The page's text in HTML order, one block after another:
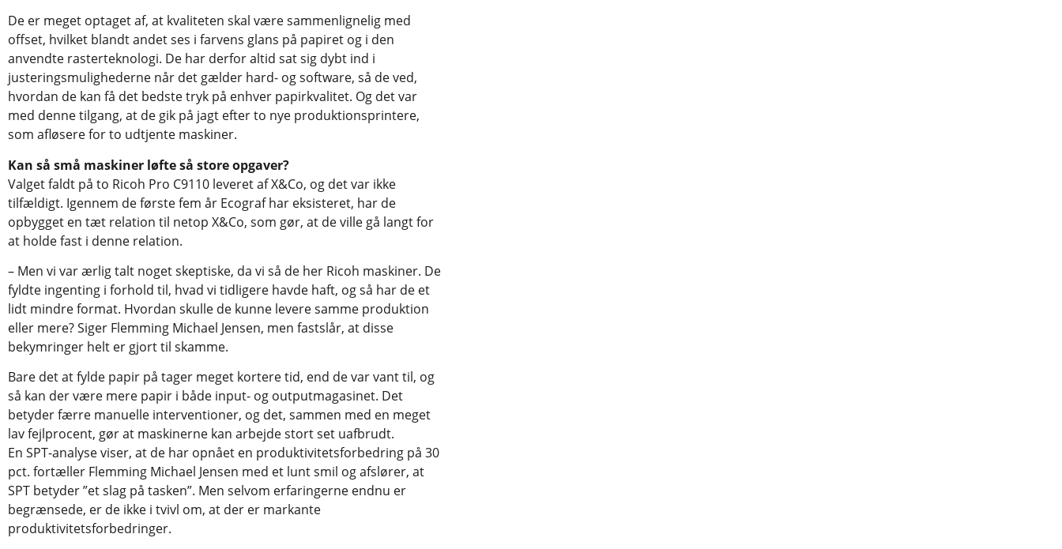
De er meget optaget af, at kvaliteten skal være sammenlignelig med
offset, hvilket blandt andet ses i farvens glans på papiret og i den
anvendte rasterteknologi. De har derfor altid sat sig dybt ind i
justeringsmulighederne når det gælder hard- og software, så de ved,
hvordan de kan få det bedste tryk på enhver papirkvalitet. Og det var
med denne tilgang, at de gik på jagt efter to nye produktionsprintere,
som afløsere for to udtjente maskiner.
Kan så små maskiner løfte så store opgaver?
Valget faldt på to Ricoh Pro C9110 leveret af X&Co, og det var ikke
tilfældigt. Igennem de første fem år Ecograf har eksisteret, har de
opbygget en tæt relation til netop X&Co, som gør, at de ville gå langt for
at holde fast i denne relation.
– Men vi var ærlig talt noget skeptiske, da vi så de her Ricoh maskiner. De
fyldte ingenting i forhold til, hvad vi tidligere havde haft, og så har de et
lidt mindre format. Hvordan skulle de kunne levere samme produktion
eller mere? Siger Flemming Michael Jensen, men fastslår, at disse
bekymringer helt er gjort til skamme.
Bare det at fylde papir på tager meget kortere tid, end de var vant til, og
så kan der være mere papir i både input- og outputmagasinet. Det
betyder færre manuelle interventioner, og det, sammen med en meget
lav fejlprocent, gør at maskinerne kan arbejde stort set uafbrudt.
En SPT-analyse viser, at de har opnået en produktivitetsforbedring på 30
pct. fortæller Flemming Michael Jensen med et lunt smil og afslører, at
SPT betyder ”et slag på tasken”. Men selvom erfaringerne endnu er
begrænsede, er de ikke i tvivl om, at der er markante
produktivitetsforbedringer.